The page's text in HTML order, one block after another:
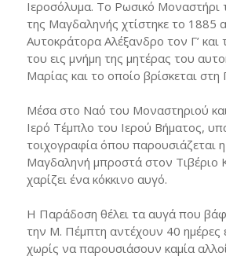
Ιεροσόλυμα. Το Ρωσικό Μοναστήρι
της Μαγδαληνής χτίστηκε το 1885
Αυτοκράτορα Αλέξανδρο τον Γ’
του εις μνήμη της μητέρας του
Μαρίας και το οποίο βρίσκεται στη
Μέσα στο Ναό του Μοναστηριού
Ιερό Τέμπλο του Ιερού Βήματος,
τοιχογραφία όπου παρουσιάζεται
Μαγδαληνή μπροστά στον Τιβέριο
χαρίζει ένα κόκκινο αυγό.
Η Παράδοση θέλει τα αυγά που
την Μ. Πέμπτη αντέχουν 40 ημέρες
χωρίς να παρουσιάσουν καμία